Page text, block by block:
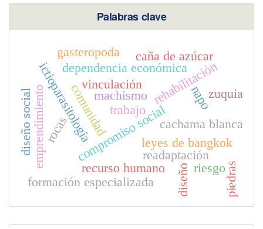
Palabras clave
comunidad
compromiso social
recurso humano
rehabilitación
readaptación
leyes de bangkok
formación especializada
ictioparasitologíavinculación napo
cachama blanca
emprendimiento machismo
dependencia económica
diseño
diseño social trabajo
caña de azúcar
zuquia
riesgo
gasteropoda
rocas
piedras